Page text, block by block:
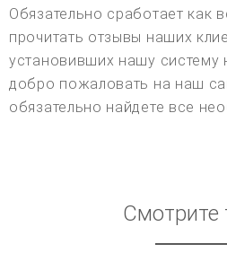
Обязательно сработает как
прочитать отзывы наших
установивших нашу систему
добро пожаловать на наш
обязательно найдете все
Смотрите